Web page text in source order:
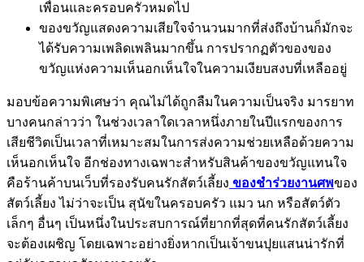
เพื่อนและครอบครัวหมดไป
ของขวัญแสดงความเสียใจจำนวนมากที่ส่งถึงบ้านก็มักจะ
ได้รับความเพลิดเพลินมากขึ้น การปรากฏตัวของของ
ขวัญแห่งความเห็นอกเห็นใจในความเงียบสงบที่เหลืออยู่
มอบข้อความพิเศษว่า คุณไม่ได้ถูกลืมในความเป็นจริง มารยาท
บางคนกล่าวว่า ในช่วงเวลาใดเวลาหนึ่งภายในปีแรกของการ
เสียชีวิตเป็นเวลาที่เหมาะสมในการส่งความช่วยเหลือด้วยความ
เห็นอกเห็นใจ อีกช่องทางเฉพาะสำหรับสินค้าของขวัญแทนใจ
คือร้านค้าบนเว็บที่รองรับคนรักสัตว์เลี้ยง ของชำร่วยงานศพของ
สัตว์เลี้ยง ไม่ว่าจะเป็น สุนัขในครอบครัว แมว นก หรือสัตว์ตัว
เล็กๆ อื่นๆ เป็นหนึ่งในประสบการณ์ที่ยากที่สุดที่คนรักสัตว์เลี้ยง
จะต้องเผชิญ โดยเฉพาะอย่างยิ่งหากเป็นเจ้าขนปุยแสนน่ารักที่